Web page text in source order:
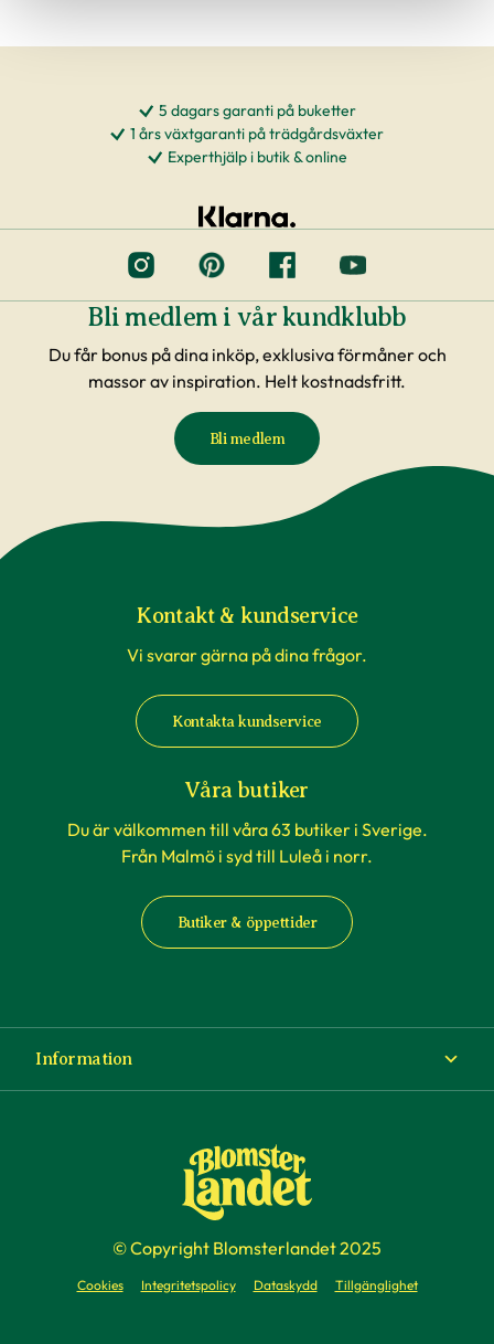
5 dagars garanti på buketter
1 års växtgaranti på trädgårdsväxter
Experthjälp i butik & online
Bli medlem i vår kundklubb
Du får bonus på dina inköp, exklusiva förmåner och
massor av inspiration. Helt kostnadsfritt.
Bli medlem
Kontakt & kundservice
Vi svarar gärna på dina frågor.
Kontakta kundservice
Våra butiker
Du är välkommen till våra 63 butiker i Sverige.
Från Malmö i syd till Luleå i norr.
Butiker & öppettider
Information
Köp- och leveransvillkor
Företag
© Copyright Blomsterlandet 2025
Cookies Integritetspolicy Dataskydd Tillgänglighet